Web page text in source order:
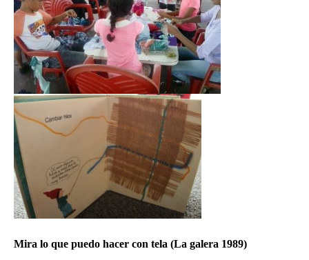
Mira lo que puedo hacer con tela (La galera 1989)